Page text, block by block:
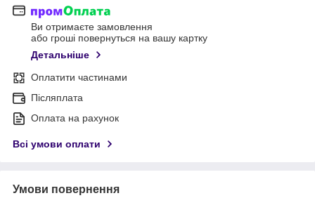
Ви отримаєте замовлення
або гроші повернуться на вашу картку
Детальніше
Оплатити частинами
Післяплата
Оплата на рахунок
Всі умови оплати
Умови повернення